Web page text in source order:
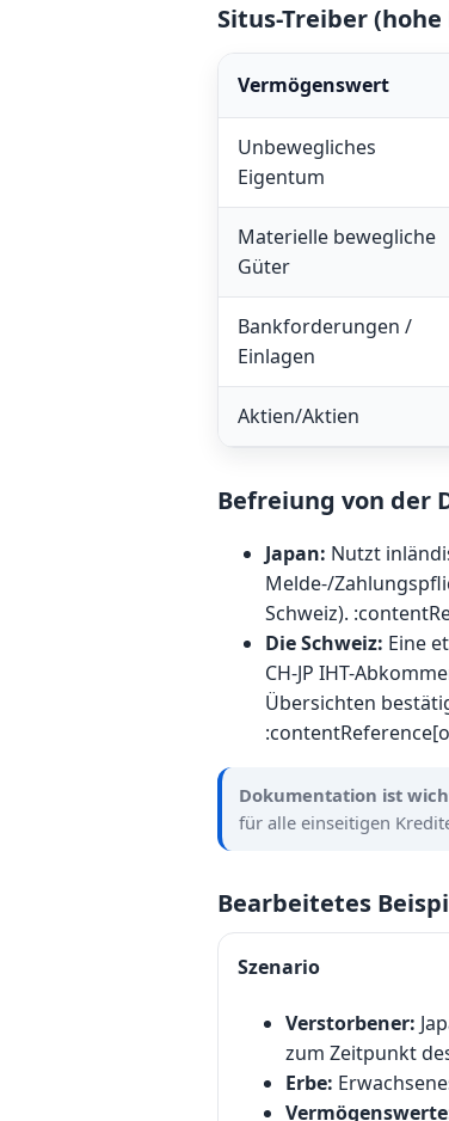
Situs-Treiber (hohe
Vermögenswert
Unbewegliches
Eigentum
Materielle bewegliche
Güter
Bankforderungen /
Einlagen
Aktien/Aktien
Befreiung von der
Japan: Nutzt
Melde-/
Schweiz).
Die Schweiz: Eine
CH-JP IHT-
Übersichten
Dokumentation ist
für alle einseitigen
Bearbeitetes
Szenario
Verstorbener:
zum Zeitpunkt
Erbe: